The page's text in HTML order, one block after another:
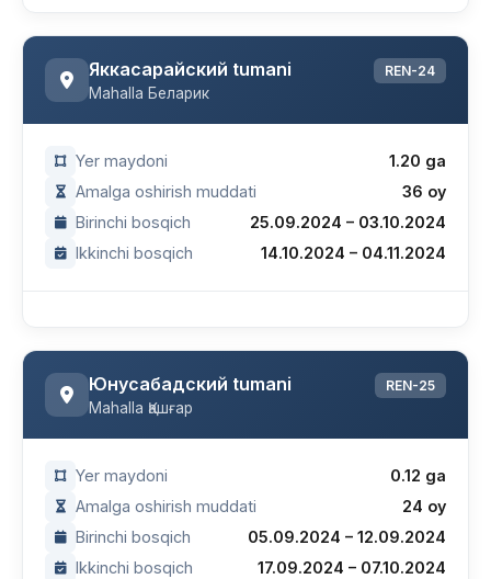
Яккасарайский tumani
Mahalla Беларик
REN-24
Yer maydoni
1.20 ga
Amalga oshirish muddati
36 oy
Birinchi bosqich
25.09.2024 – 03.10.2024
Ikkinchi bosqich
14.10.2024 – 04.11.2024
Юнусабадский tumani
Mahalla Қашғар
REN-25
Yer maydoni
0.12 ga
Amalga oshirish muddati
24 oy
Birinchi bosqich
05.09.2024 – 12.09.2024
Ikkinchi bosqich
17.09.2024 – 07.10.2024